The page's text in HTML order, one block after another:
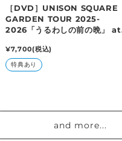
［DVD］UNISON SQUARE
GARDEN TOUR 2025-
2026「うるわしの前の晩」 at
2026.02.10
通
常
価
¥7,700(税込)
特典あり
and more...